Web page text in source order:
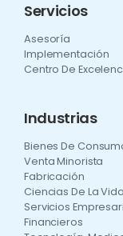
Servicios
Asesoría
Implementación
Centro De
Industrias
Bienes De
Venta Minorista
Fabricación
Ciencias De La Vida
Servicios
Financieros